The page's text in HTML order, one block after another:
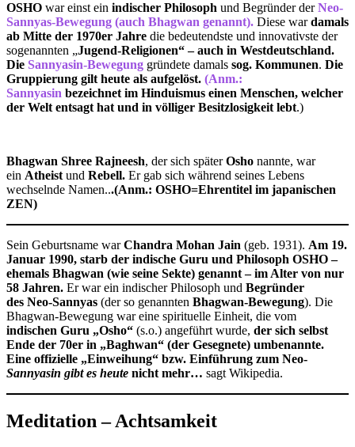
OSHO war einst ein indischer Philosoph und Begründer der Neo-
Sannyas-Bewegung (auch Bhagwan genannt). Diese wardamals
ab Mitte der 1970er Jahre die bedeutendste und innovativste der
sogenannten „Jugend-Religionen“ – auch in Westdeutschland.
Die Sannyasin-Bewegung gründete damals sog. Kommunen. Die
Gruppierung gilt heute als aufgelöst. (Anm.:
Sannyasin bezeichnet im Hinduismus einen Menschen, welcher
der Welt entsagt hat und in völliger Besitzlosigkeit lebt.)
Bhagwan Shree Rajneesh, der sich späterOsho nannte, war
ein Atheist und Rebell. Er gab sich während seines Lebens
wechselnde Namen...(Anm.: OSHO=Ehrentitel im japanischen
ZEN)
Sein Geburtsname warChandra Mohan Jain (geb. 1931). Am 19.
Januar 1990, starb der indische Guru und Philosoph OSHO –
ehemals Bhagwan (wie seine Sekte) genannt – im Alter von nur
58 Jahren. Er war ein indischer Philosoph und Begründer
des Neo-Sannyas (der so genannten Bhagwan-Bewegung). Die
Bhagwan-Bewegung war eine spirituelle Einheit, die vom
indischen Guru „Osho“ (s.o.) angeführt wurde, der sich selbst
Ende der 70er in „Baghwan“ (der Gesegnete) umbenannte.
Eine offizielle „Einweihung“ bzw. Einführung zum Neo-
Sannyasin gibt es heute nicht mehr… sagt Wikipedia.
Meditation – Achtsamkeit